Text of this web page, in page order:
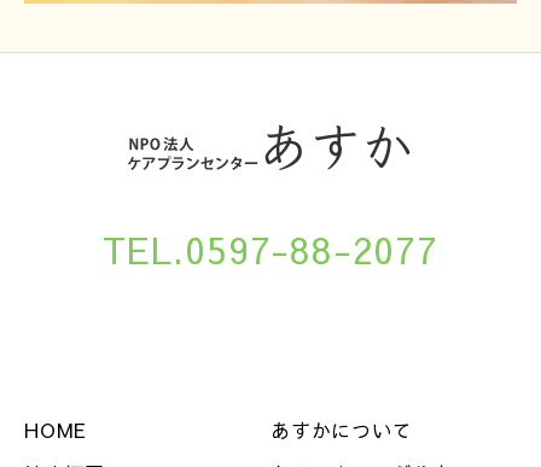
TEL.0597-88-2077
HOME
あすかについて